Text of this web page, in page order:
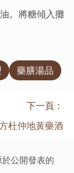
。將糖傾入攤
藥膳湯品
下一頁：
杜仲地黃藥酒
公開發表的